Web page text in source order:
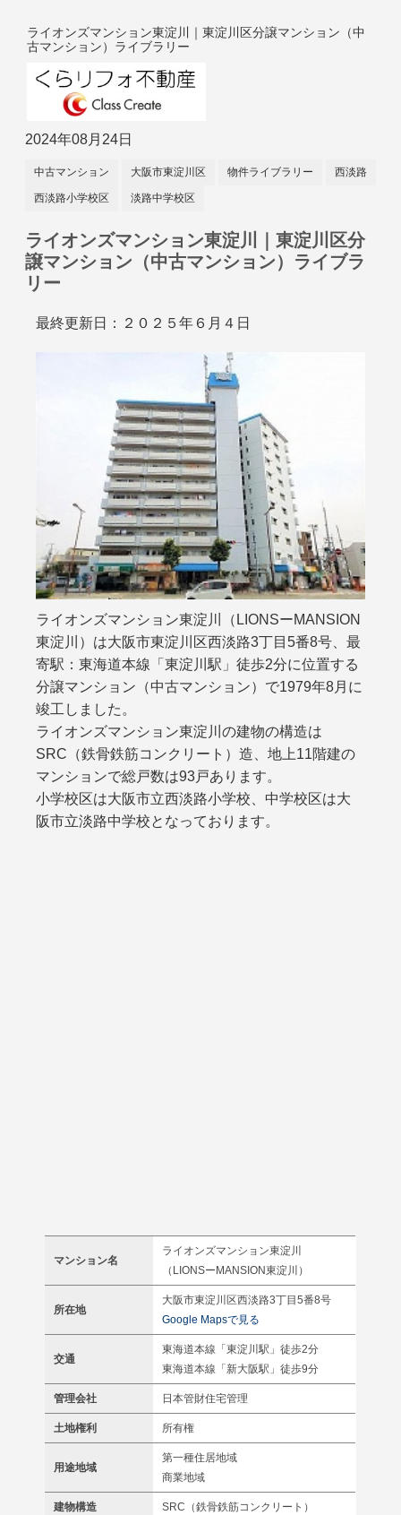
ライオンズマンション東淀川｜東淀川区分譲マンション（中
古マンション）ライブラリー
2024年08月24日
中古マンション 大阪市東淀川区 物件ライブラリー 西淡路
西淡路小学校区 淡路中学校区
ライオンズマンション東淀川｜東淀川区分
譲マンション（中古マンション）ライブラ
リー
最終更新日：２０２５年６月４日
ライオンズマンション東淀川（LIONSーMANSION
東淀川）は大阪市東淀川区西淡路3丁目5番8号、最
寄駅：東海道本線「東淀川駅」徒歩2分に位置する
分譲マンション（中古マンション）で1979年8月に
竣工しました。
ライオンズマンション東淀川の建物の構造は
SRC（鉄骨鉄筋コンクリート）造、地上11階建の
マンションで総戸数は93戸あります。
小学校区は大阪市立西淡路小学校、中学校区は大
阪市立淡路中学校となっております。
マンション名
ライオンズマンション東淀川
（LIONSーMANSION東淀川）
所在地
大阪市東淀川区西淡路3丁目5番8号
Google Mapsで見る
交通
東海道本線「東淀川駅」徒歩2分
東海道本線「新大阪駅」徒歩9分
管理会社 日本管財住宅管理
土地権利 所有権
用途地域
第一種住居地域
商業地域
建物構造 SRC（鉄骨鉄筋コンクリート）